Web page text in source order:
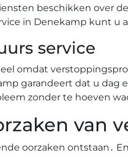
beschikken over
in Denekamp kunt u
service
omdat
garandeert dat u
zonder te hoeven
van
oorzaken ontstaan․